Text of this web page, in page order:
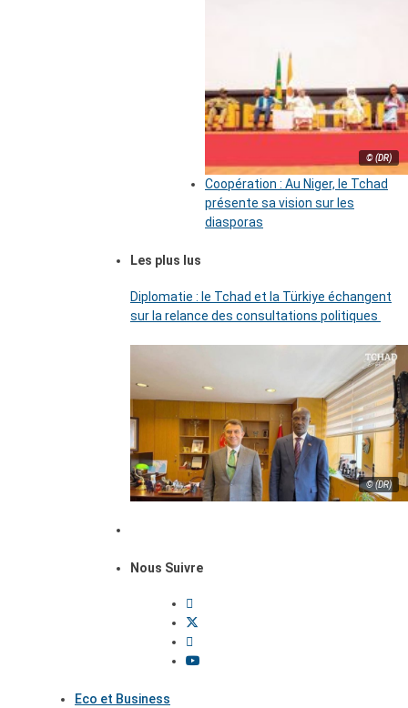
© (DR)
Coopération : Au Niger, le Tchad
présente sa vision sur les
diasporas
Les plus lus
Diplomatie : le Tchad et la Türkiye échangent
sur la relance des consultations politiques
© (DR)
Nous Suivre
Eco et Business